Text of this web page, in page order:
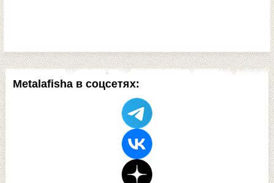
Metalafisha в соцсетях: